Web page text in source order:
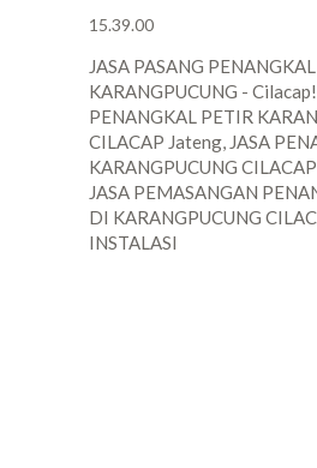
15.39.00
JASA PASANG
KARANGPUCUNG -
PENANGKAL PETIR
CILACAP Jateng, JASA
KARANGPUCUNG
JASA PEMASANGAN
DI KARANGPUCUNG
INSTALASI